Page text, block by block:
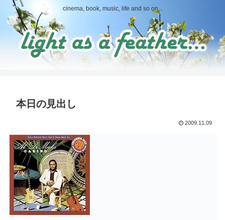
cinema, book, music, life and so on...
本日の見出し
2009.11.09